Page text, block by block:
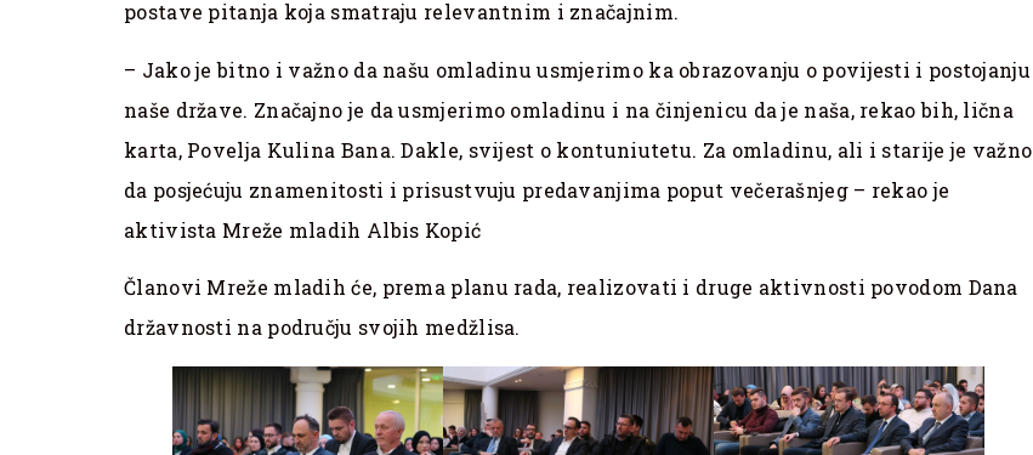
postave pitanja koja smatraju relevantnim i značajnim.
– Jako je bitno i važno da našu omladinu usmjerimo ka obrazovanju o povijesti i postojanju
naše države. Značajno je da usmjerimo omladinu i na činjenicu da je naša, rekao bih, lična
karta, Povelja Kulina Bana. Dakle, svijest o kontuniutetu. Za omladinu, ali i starije je važno
da posjećuju znamenitosti i prisustvuju predavanjima poput večerašnjeg – rekao je
aktivista Mreže mladih Albis Kopić
Članovi Mreže mladih će, prema planu rada, realizovati i druge aktivnosti povodom Dana
državnosti na području svojih medžlisa.